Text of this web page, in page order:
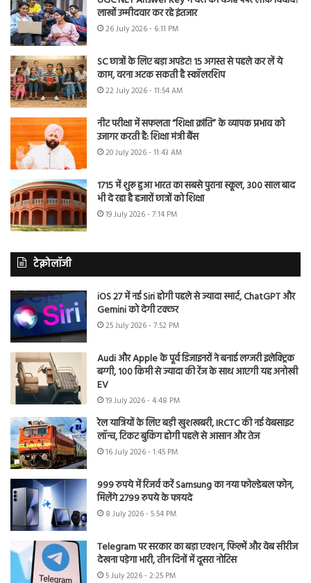
लाखों उम्मीदवार कर रहे इंतजार
26 July 2026 - 6:11 PM
SC छात्रों के लिए बड़ा अपडेट! 15 अगस्त से पहले कर लें ये
काम, वरना अटक सकती है स्कॉलरशिप
22 July 2026 - 11:54 AM
नीट परीक्षा में सफलता “शिक्षा क्रांति” के व्यापक प्रभाव को
उजागर करती है: शिक्षा मंत्री बैंस
20 July 2026 - 11:43 AM
1715 में शुरू हुआ भारत का सबसे पुराना स्कूल, 300 साल बाद
भी दे रहा है हजारों छात्रों को शिक्षा
19 July 2026 - 7:14 PM
टेक्नोलॉजी
iOS 27 में नई Siri होगी पहले से ज्यादा स्मार्ट, ChatGPT और
Gemini को देगी टक्कर
25 July 2026 - 7:52 PM
Audi और Apple के पूर्व डिजाइनरों ने बनाई लग्जरी इलेक्ट्रिक
बग्गी, 100 किमी से ज्यादा की रेंज के साथ आएगी यह अनोखी
EV
19 July 2026 - 4:48 PM
रेल यात्रियों के लिए बड़ी खुशखबरी, IRCTC की नई वेबसाइट
लॉन्च, टिकट बुकिंग होगी पहले से आसान और तेज
16 July 2026 - 1:45 PM
999 रुपये में रिजर्व करें Samsung का नया फोल्डेबल फोन,
मिलेंगे 2799 रुपये के फायदे
8 July 2026 - 5:54 PM
Telegram पर सरकार का बड़ा एक्शन, फिल्में और वेब सीरीज
देखना पड़ेगा भारी, तीन दिनों में दूसरा नोटिस
5 July 2026 - 2:25 PM